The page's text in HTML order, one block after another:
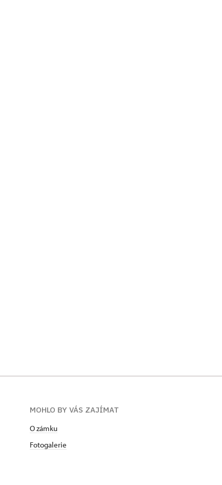
MOHLO BY VÁS ZAJÍMAT
O zámku
Fotogalerie